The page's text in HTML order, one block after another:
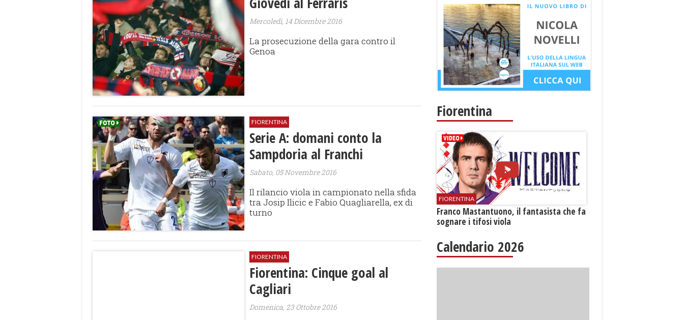
Mercoledì, 14 Dicembre 2016
La prosecuzione della gara contro il
Genoa
FIORENTINA
Serie A: domani conto la
Sampdoria al Franchi
Sabato, 05 Novembre 2016
Il rilancio viola in campionato nella sfida
tra Josip Ilicic e Fabio Quagliarella, ex di
turno
FIORENTINA
Fiorentina: Cinque goal al
Cagliari
Domenica, 23 Ottobre 2016
Fiorentina
FIORENTINA
Franco Mastantuono, il fantasista che fa
sognare i tifosi viola
Calendario 2026